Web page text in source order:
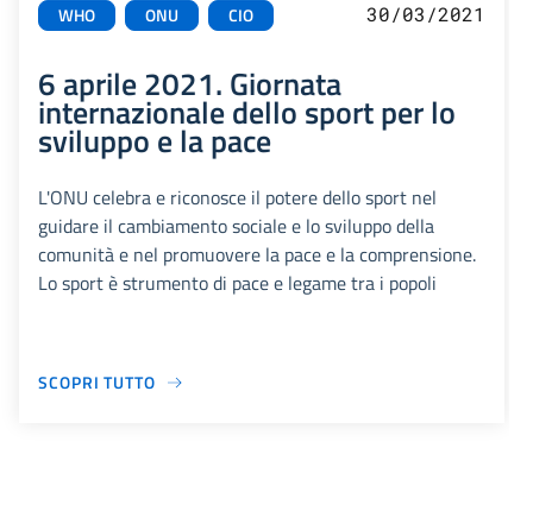
WHO ONU CIO 30/03/2021
6 aprile 2021. Giornata
internazionale dello sport per lo
sviluppo e la pace
L'ONU celebra e riconosce il potere dello sport nel
guidare il cambiamento sociale e lo sviluppo della
comunità e nel promuovere la pace e la comprensione.
Lo sport è strumento di pace e legame tra i popoli
SCOPRI TUTTO